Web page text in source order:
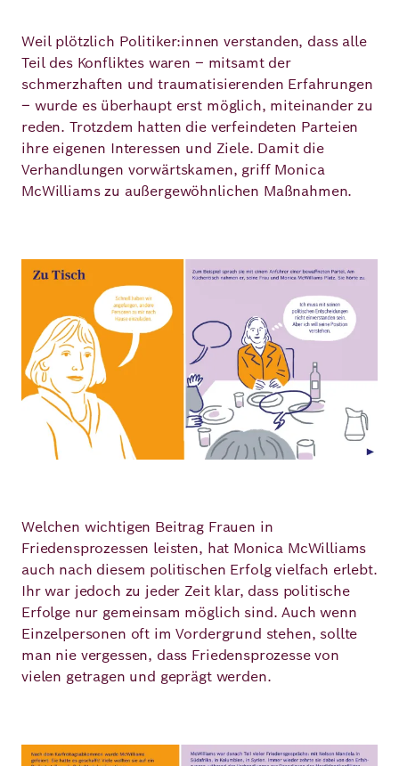
Weil plötzlich Politiker:innen verstanden, dass alle
Teil des Konfliktes waren – mitsamt der
schmerzhaften und traumatisierenden Erfahrungen
– wurde es überhaupt erst möglich, miteinander zu
reden. Trotzdem hatten die verfeindeten Parteien
ihre eigenen Interessen und Ziele. Damit die
Verhandlungen vorwärtskamen, griff Monica
McWilliams zu außergewöhnlichen Maßnahmen.
Bild
Welchen wichtigen Beitrag Frauen in
Friedensprozessen leisten, hat Monica McWilliams
auch nach diesem politischen Erfolg vielfach erlebt.
Ihr war jedoch zu jeder Zeit klar, dass politische
Erfolge nur gemeinsam möglich sind. Auch wenn
Einzelpersonen oft im Vordergrund stehen, sollte
man nie vergessen, dass Friedensprozesse von
vielen getragen und geprägt werden.
Bild